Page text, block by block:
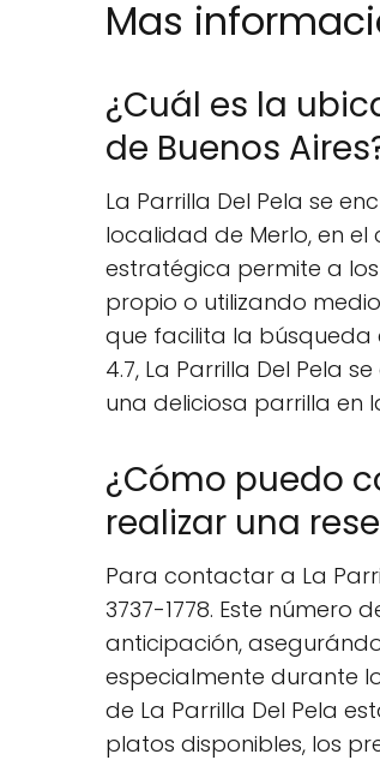
Mas
¿Cuál es la
de Buenos
La Parrilla Del Pela se
localidad de Merlo, en el
estratégica permite a
propio o utilizando
que facilita la búsqueda
4.7, La Parrilla Del Pela
una deliciosa parrilla en
¿Cómo puedo
realizar una
Para contactar a La
3737-1778. Este
anticipación,
especialmente durante
de La Parrilla Del Pela
platos disponibles, los